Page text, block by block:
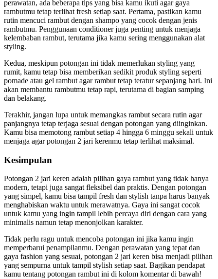
perawatan, ada beberapa tips yang bisa kamu ikuti agar gaya
rambutmu tetap terlihat fresh setiap saat. Pertama, pastikan kamu
rutin mencuci rambut dengan shampo yang cocok dengan jenis
rambutmu. Penggunaan conditioner juga penting untuk menjaga
kelembaban rambut, terutama jika kamu sering menggunakan alat
styling.
Kedua, meskipun potongan ini tidak memerlukan styling yang
rumit, kamu tetap bisa memberikan sedikit produk styling seperti
pomade atau gel rambut agar rambut tetap teratur sepanjang hari. Ini
akan membantu rambutmu tetap rapi, terutama di bagian samping
dan belakang.
Terakhir, jangan lupa untuk memangkas rambut secara rutin agar
panjangnya tetap terjaga sesuai dengan potongan yang diinginkan.
Kamu bisa memotong rambut setiap 4 hingga 6 minggu sekali untuk
menjaga agar potongan 2 jari kerenmu tetap terlihat maksimal.
Kesimpulan
Potongan 2 jari keren adalah pilihan gaya rambut yang tidak hanya
modern, tetapi juga sangat fleksibel dan praktis. Dengan potongan
yang simpel, kamu bisa tampil fresh dan stylish tanpa harus banyak
menghabiskan waktu untuk merawatnya. Gaya ini sangat cocok
untuk kamu yang ingin tampil lebih percaya diri dengan cara yang
minimalis namun tetap menonjolkan karakter.
Tidak perlu ragu untuk mencoba potongan ini jika kamu ingin
memperbarui penampilanmu. Dengan perawatan yang tepat dan
gaya fashion yang sesuai, potongan 2 jari keren bisa menjadi pilihan
yang sempurna untuk tampil stylish setiap saat. Bagikan pendapat
kamu tentang potongan rambut ini di kolom komentar di bawah!